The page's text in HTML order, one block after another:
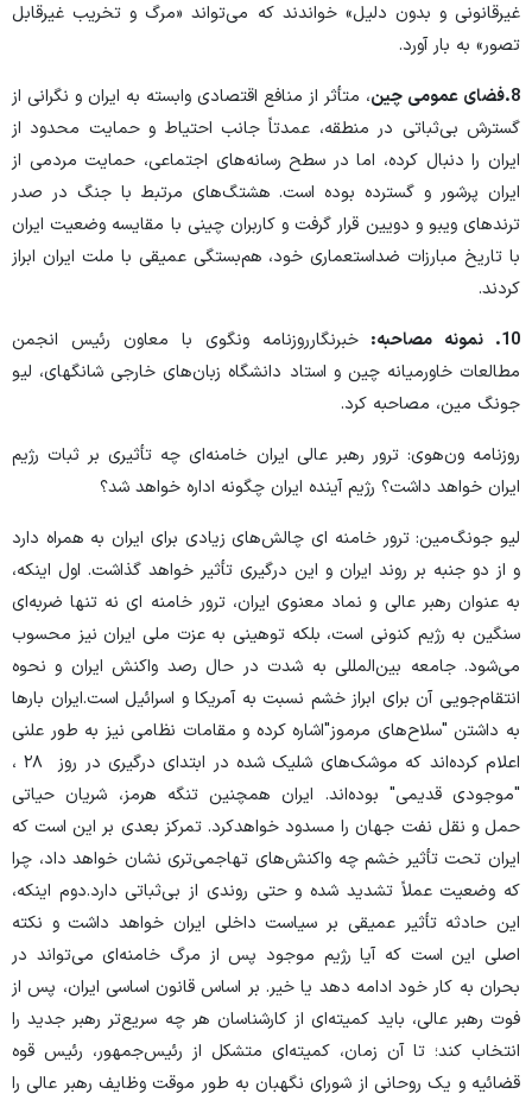
غیرقانونی و بدون دلیل» خواندند که می‌تواند «مرگ و تخریب غیرقابل
تصور» به بار آورد.
8.فضای عمومی چین
، متأثر از منافع اقتصادی وابسته به ایران و نگرانی از
گسترش بی‌ثباتی در منطقه، عمدتاً جانب احتیاط و حمایت محدود از
ایران را دنبال کرده، اما در سطح رسانه‌های اجتماعی، حمایت مردمی از
ایران پرشور و گسترده بوده است. هشتگ‌های مرتبط با جنگ در صدر
ترندهای ویبو و دویین قرار گرفت و کاربران چینی با مقایسه وضعیت ایران
با تاریخ مبارزات ضداستعماری خود، هم‌بستگی عمیقی با ملت ایران ابراز
کردند.
10. نمونه مصاحبه:
خبرنگارروزنامه ونگوی با معاون رئیس انجمن
مطالعات خاورمیانه چین و استاد دانشگاه زبان‌های خارجی شانگهای، لیو
جونگ ‌مین، مصاحبه کرد.
روزنامه ون‌هوی: ترور رهبر عالی ایران خامنه‌ای چه تأثیری بر ثبات رژیم
ایران خواهد داشت؟ رژیم آینده ایران چگونه اداره خواهد شد؟
لیو جونگ‌مین: ترور خامنه ای چالش‌های زیادی برای ایران به همراه دارد
و از دو جنبه بر روند ایران و این درگیری تأثیر خواهد گذاشت. اول اینکه،
به عنوان رهبر عالی و نماد معنوی ایران، ترور خامنه ای نه تنها ضربه‌ای
سنگین به رژیم کنونی است، بلکه توهینی به عزت ملی ایران نیز محسوب
می‌شود. جامعه بین‌المللی به شدت در حال رصد واکنش ایران و نحوه
انتقام‌جویی آن برای ابراز خشم نسبت به آمریکا و اسرائیل است.ایران بارها
به داشتن "سلاح‌های مرموز"اشاره کرده و مقامات نظامی نیز به طور علنی
اعلام کرده‌اند که موشک‌های شلیک شده در ابتدای درگیری در روز ۲۸ ،
"موجودی قدیمی" بوده‌اند. ایران همچنین تنگه هرمز، شریان حیاتی
حمل و نقل نفت جهان را مسدود خواهدکرد. تمرکز بعدی بر این است که
ایران تحت تأثیر خشم چه واکنش‌های تهاجمی‌تری نشان خواهد داد، چرا
که وضعیت عملاً تشدید شده و حتی روندی از بی‌ثباتی دارد.دوم اینکه،
این حادثه تأثیر عمیقی بر سیاست داخلی ایران خواهد داشت و نکته
اصلی این است که آیا رژیم موجود پس از مرگ خامنه‌ای می‌تواند در
بحران به کار خود ادامه دهد یا خیر. بر اساس قانون اساسی ایران، پس از
فوت رهبر عالی، باید کمیته‌ای از کارشناسان هر چه سریع‌تر رهبر جدید را
انتخاب کند؛ تا آن زمان، کمیته‌ای متشکل از رئیس‌جمهور، رئیس قوه
قضائیه و یک روحانی از شورای نگهبان به طور موقت وظایف رهبر عالی را